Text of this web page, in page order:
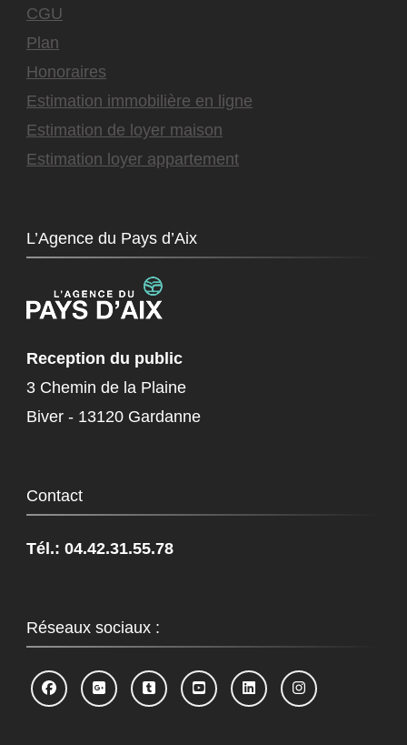
CGU
Plan
Honoraires
Estimation immobilière en ligne
Estimation de loyer maison
Estimation loyer appartement
L’Agence du Pays d’Aix
Reception du public
3 Chemin de la Plaine
Biver - 13120 Gardanne
Contact
Tél.: 04.42.31.55.78
Réseaux sociaux :